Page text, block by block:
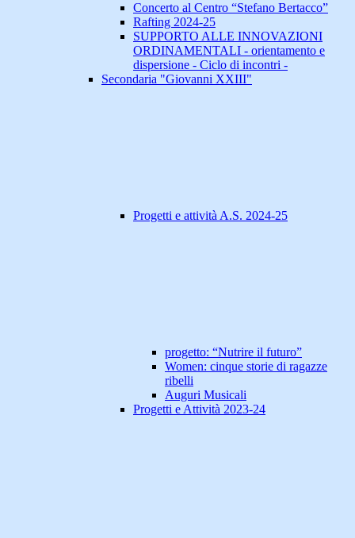
Concerto al Centro “Stefano Bertacco”
Rafting 2024-25
SUPPORTO ALLE INNOVAZIONI
ORDINAMENTALI - orientamento e
dispersione - Ciclo di incontri -
Secondaria "Giovanni XXIII"
Progetti e attività A.S. 2024-25
progetto: “Nutrire il futuro”
Women: cinque storie di ragazze
ribelli
Auguri Musicali
Progetti e Attività 2023-24